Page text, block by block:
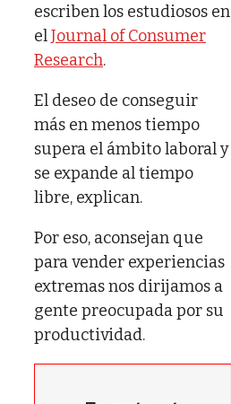
escriben los estudiosos en
elJournal of Consumer
Research.
El deseo de conseguir
más en menos tiempo
supera el ámbito laboral y
se expande al tiempo
libre, explican.
Por eso, aconsejan que
para vender experiencias
extremas nos dirijamos a
gente preocupada por su
productividad.